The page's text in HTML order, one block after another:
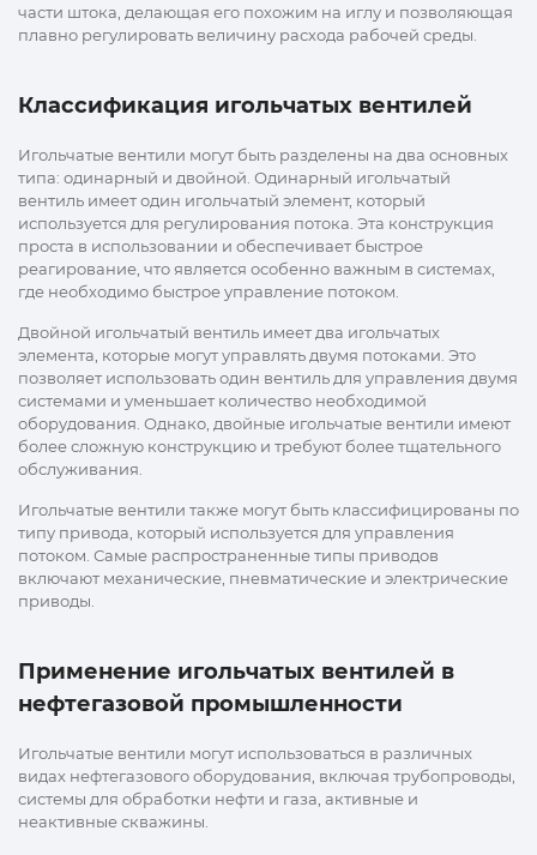
части штока, делающая его похожим на иглу и позволяющая
плавно регулировать величину расхода рабочей среды.
Классификация игольчатых вентилей
Игольчатые вентили могут быть разделены на два основных
типа: одинарный и двойной. Одинарный игольчатый
вентиль имеет один игольчатый элемент, который
используется для регулирования потока. Эта конструкция
проста в использовании и обеспечивает быстрое
реагирование, что является особенно важным в системах,
где необходимо быстрое управление потоком.
Двойной игольчатый вентиль имеет два игольчатых
элемента, которые могут управлять двумя потоками. Это
позволяет использовать один вентиль для управления двумя
системами и уменьшает количество необходимой
оборудования. Однако, двойные игольчатые вентили имеют
более сложную конструкцию и требуют более тщательного
обслуживания.
Игольчатые вентили также могут быть классифицированы по
типу привода, который используется для управления
потоком. Самые распространенные типы приводов
включают механические, пневматические и электрические
приводы.
Применение игольчатых вентилей в
нефтегазовой промышленности
Игольчатые вентили могут использоваться в различных
видах нефтегазового оборудования, включая трубопроводы,
системы для обработки нефти и газа, активные и
неактивные скважины.